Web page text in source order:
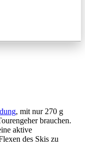
, mit nur 270 g
brauchen.
aktive
des Skis zu